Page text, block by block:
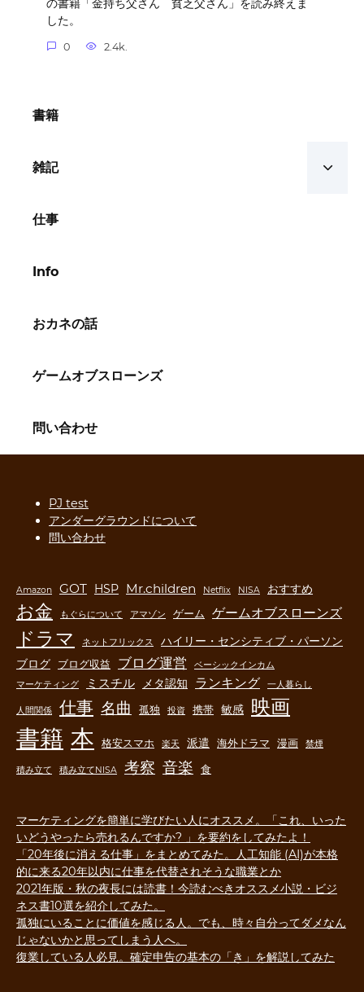
の書籍「金持ち父さん 貧乏父さん」を読み終えま
した。
0 2.4k.
書籍
雑記
仕事
Info
おカネの話
ゲームオブスローンズ
問い合わせ
PJ test
アンダーグラウンドについて
問い合わせ
Amazon GOT HSP Mr.children Netflix NISA おすすめ
お金 もぐらについて アマゾン ゲーム ゲームオブスローンズ
ドラマ ネットフリックス
ハイリー・センシティブ・パーソン
ブログ
ブログ収益 ブログ運営
ベーシックインカム
マーケティング
ミスチル メタ認知 ランキング 一人暮らし
人間関係 仕事 名曲 孤独 投資 携帯 敏感 映画
書籍 本 格安スマホ 楽天 派遣 海外ドラマ 漫画 禁煙
積み立て 積み立てNISA 考察 音楽 食
マーケティングを簡単に学びたい人にオススメ。「これ、いった
いどうやったら売れるんですか? 」を要約をしてみたよ！
「20年後に消える仕事」をまとめてみた。人工知能 (AI)が本格
的に来る20年以内に仕事を代替されそうな職業とか
2021年版・秋の夜長には読書！今読むべきオススメ小説・ビジ
ネス書10選を紹介してみた。
孤独にいることに価値を感じる人。でも、時々自分ってダメなん
じゃないかと思ってしまう人へ。
復業している人必見。確定申告の基本の「き」を解説してみた